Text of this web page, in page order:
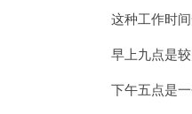
这种工作时间
早上九点是较
下午五点是一